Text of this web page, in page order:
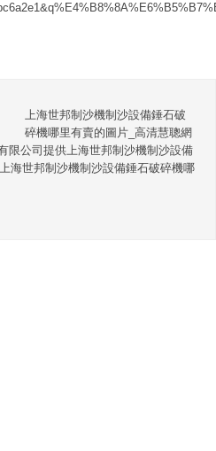
上海世邦制沙機制沙設備錘石破
碎機哪里有賣的圖片_高清慧聰網
限公司提供上海世邦制沙機制沙設備
海世邦制沙機制沙設備錘石破碎機哪